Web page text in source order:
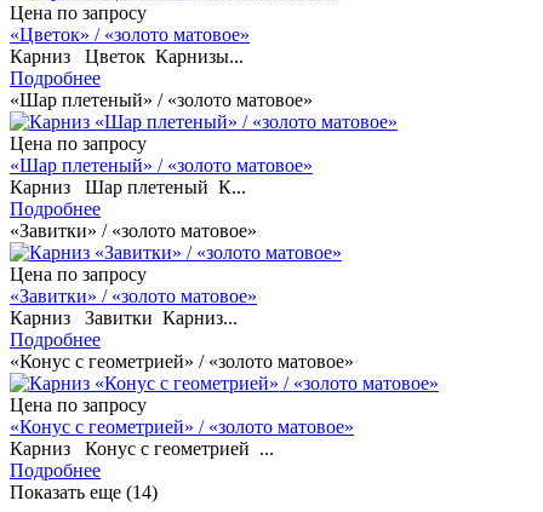
Цена по запросу
«Цветок» / «золото матовое»
Карниз Цветок Карнизы...
Подробнее
«Шар плетеный» / «золото матовое»
Цена по запросу
«Шар плетеный» / «золото матовое»
Карниз Шар плетеный К...
Подробнее
«Завитки» / «золото матовое»
Цена по запросу
«Завитки» / «золото матовое»
Карниз Завитки Карниз...
Подробнее
«Конус с геометрией» / «золото матовое»
Цена по запросу
«Конус с геометрией» / «золото матовое»
Карниз Конус с геометрией ...
Подробнее
Показать еще (14)